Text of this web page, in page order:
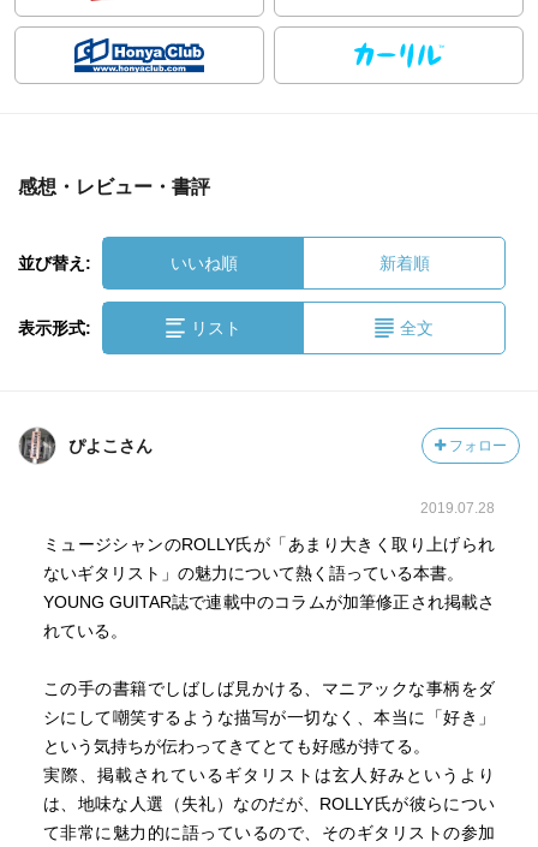
感想・レビュー・書評
並び替え: いいね順 新着順
表示形式: リスト 全文
ぴよこさん フォロー
2019.07.28
ミュージシャンのROLLY氏が「あまり大きく取り上げられ
ないギタリスト」の魅力について熱く語っている本書。
YOUNG GUITAR誌で連載中のコラムが加筆修正され掲載さ
れている。
この手の書籍でしばしば見かける、マニアックな事柄をダ
シにして嘲笑するような描写が一切なく、本当に「好き」
という気持ちが伝わってきてとても好感が持てる。
実際、掲載されているギタリストは玄人好みというより
は、地味な人選（失礼）なのだが、ROLLY氏が彼らについ
て非常に魅力的に語っているので、そのギタリストの参加